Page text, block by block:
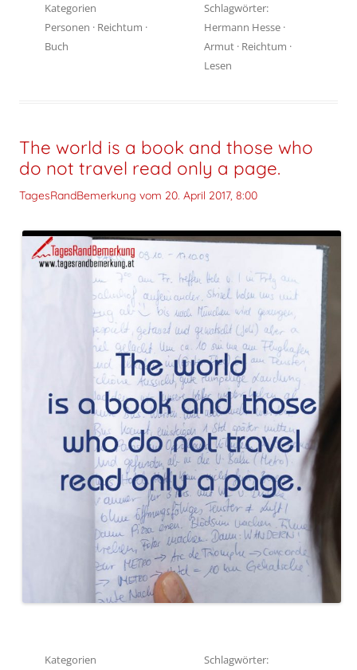
Kategorien
Personen · Reichtum ·
Buch
Schlagwörter:
Hermann Hesse ·
Armut · Reichtum ·
Lesen
The world is a book and those who
do not travel read only a page.
TagesRandBemerkung vom 20. April 2017, 8:00
Kategorien
Schlagwörter: